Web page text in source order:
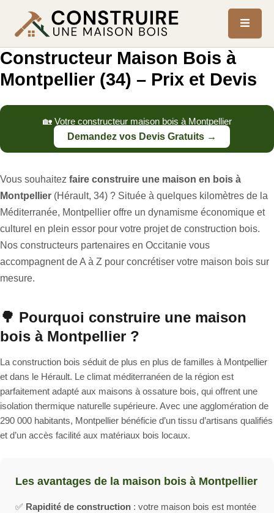
Constructeur Maison Bois à
Montpellier (34) – Prix et Devis
🏡 Votre constructeur maison bois à Montpellier
Demandez vos Devis Gratuits →
Vous souhaitez faire construire une maison en bois à
Montpellier (Hérault, 34) ? Située à quelques kilomètres de la
Méditerranée, Montpellier offre un dynamisme économique et
culturel en plein essor pour votre projet de construction bois.
Nos constructeurs partenaires en Occitanie vous
accompagnent de A à Z pour concrétiser votre maison bois sur
mesure.
🌳 Pourquoi construire une maison
bois à Montpellier ?
La construction bois séduit de plus en plus de familles à Montpellier
et dans le Hérault. Le climat méditerranéen de la région est
parfaitement adapté aux maisons à ossature bois, qui offrent une
isolation thermique naturelle supérieure. Avec une agglomération de
290 000 habitants, Montpellier bénéficie d’un tissu d’artisans qualifiés
et d’un accès facilité aux matériaux bois locaux.
Les avantages de la maison bois à Montpellier
✅ Rapidité de construction : votre maison bois est montée